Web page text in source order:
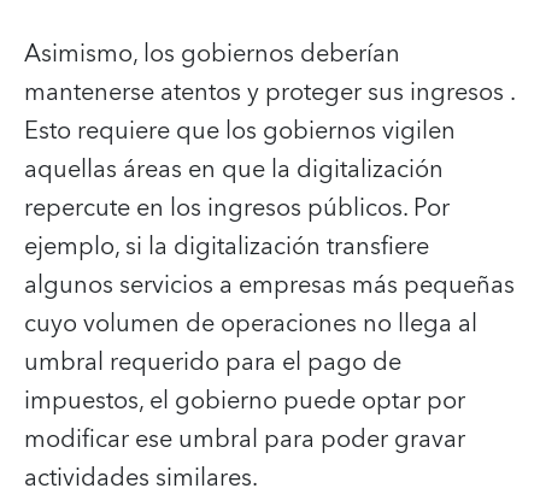
Asimismo, los gobiernos deberían
mantenerse atentos y proteger sus ingresos .
Esto requiere que los gobiernos vigilen
aquellas áreas en que la digitalización
repercute en los ingresos públicos. Por
ejemplo, si la digitalización transfiere
algunos servicios a empresas más pequeñas
cuyo volumen de operaciones no llega al
umbral requerido para el pago de
impuestos, el gobierno puede optar por
modificar ese umbral para poder gravar
actividades similares.